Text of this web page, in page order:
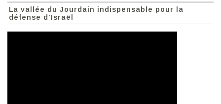
La vallée du Jourdain indispensable pour la
défense d’Israël